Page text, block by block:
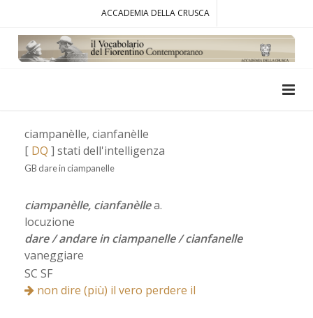
ACCADEMIA DELLA CRUSCA
ciampanèlle, cianfanèlle
[ DQ ] stati dell'intelligenza
GB dare in ciampanelle
ciampanèlle, cianfanèllea.
locuzione
dare / andare in ciampanelle / cianfanelle
vaneggiare
SC SF
non dire (più) il vero perdere il